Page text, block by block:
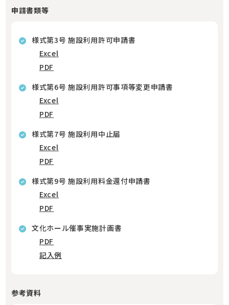
申請書類等
様式第3号 施設利用許可申請書
Excel
PDF
様式第6号 施設利用許可事項等変更申請書
Excel
PDF
様式第7号 施設利用中止届
Excel
PDF
様式第9号 施設利用料金還付申請書
Excel
PDF
文化ホール催事実施計画書
PDF
記入例
参考資料